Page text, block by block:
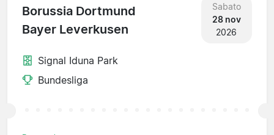
Borussia Dortmund
Bayer Leverkusen
Sabato
28 nov
2026
Signal Iduna Park
Bundesliga